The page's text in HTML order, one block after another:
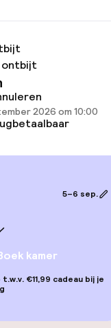
parkeren
wellness
ontbijt
2026 om 10:00
5–6 sep.
kamer
€11,99 cadeau bij je